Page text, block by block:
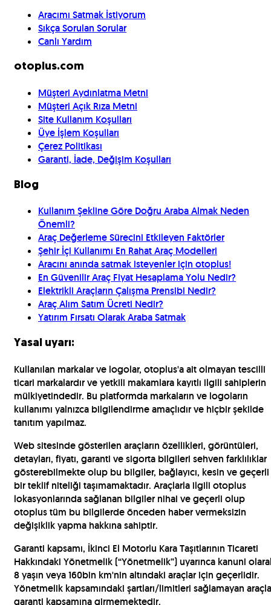
Aracımı Satmak İstiyorum
Sıkça Sorulan Sorular
Canlı Yardım
otoplus.com
Müşteri Aydınlatma Metni
Müşteri Açık Rıza Metni
Site Kullanım Koşulları
Üye İşlem Koşulları
Çerez Politikası
Garanti, İade, Değişim Koşulları
Blog
Kullanım Şekline Göre Doğru Araba Almak Neden
Önemli?
Araç Değerleme Sürecini Etkileyen Faktörler
Şehir İçi Kullanımı En Rahat Araç Modelleri
Aracını anında satmak isteyenler için otoplus!
En Güvenilir Araç Fiyat Hesaplama Yolu Nedir?
Elektrikli Araçların Çalışma Prensibi Nedir?
Araç Alım Satım Ücreti Nedir?
Yatırım Fırsatı Olarak Araba Satmak
Yasal uyarı:
Kullanılan markalar ve logolar, otoplus'a ait olmayan tescilli
ticari markalardır ve yetkili makamlara kayıtlı ilgili sahiplerin
mülkiyetindedir. Bu platformda markaların ve logoların
kullanımı yalnızca bilgilendirme amaçlıdır ve hiçbir şekilde
tanıtım yapılmaz.
Web sitesinde gösterilen araçların özellikleri, görüntüleri,
detayları, fiyatı, garanti ve sigorta bilgileri sehven farklılıklar
gösterebilmekte olup bu bilgiler, bağlayıcı, kesin ve geçerli
bir teklif niteliği taşımamaktadır. Araçlarla ilgili otoplus
lokasyonlarında sağlanan bilgiler nihai ve geçerli olup
otoplus tüm bu bilgilerde önceden haber vermeksizin
değişiklik yapma hakkına sahiptir.
Garanti kapsamı, İkinci El Motorlu Kara Taşıtlarının Ticareti
Hakkındaki Yönetmelik (“Yönetmelik”) uyarınca kanuni
8 yaşın veya 160bin km'nin altındaki araçlar için geçerlidir.
Yönetmelik kapsamındaki şartları/limitleri sağlamayan
garanti kapsamına girmemektedir.